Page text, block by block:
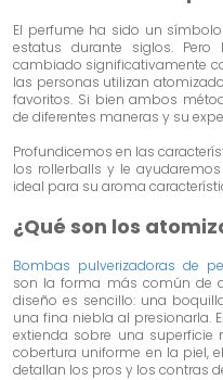
El perfume ha sido un
estatus durante siglos.
cambiado significativamente
las personas utilizan
favoritos. Si bien ambos
de diferentes maneras y su
Profundicemos en las
los rollerballs y le
ideal para su aroma
¿Qué son los
Bombas pulverizadoras de
son la forma más común de
diseño es sencillo: una
una fina niebla al presionarla.
extienda sobre una
cobertura uniforme en la piel,
detallan los pros y los contras